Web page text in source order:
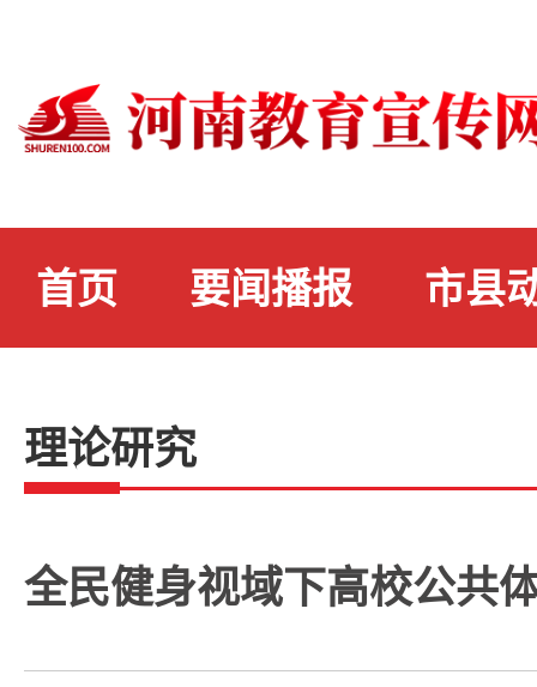
首页 要闻播报 市县
理论研究
全民健身视域下高校公共